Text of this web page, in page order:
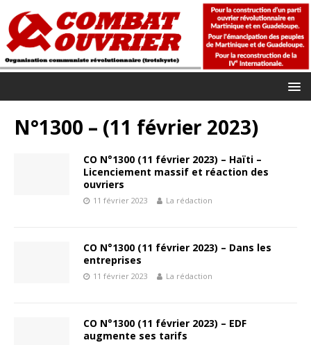
N°1300 – (11 février 2023)
CO N°1300 (11 février 2023) – Haïti –
Licenciement massif et réaction des
ouvriers
11 février 2023 La rédaction
CO N°1300 (11 février 2023) – Dans les
entreprises
11 février 2023 La rédaction
CO N°1300 (11 février 2023) – EDF
augmente ses tarifs